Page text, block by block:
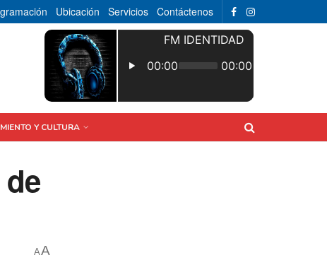
Ubicación Servicios Contáctenos
Y CULTURA
AA